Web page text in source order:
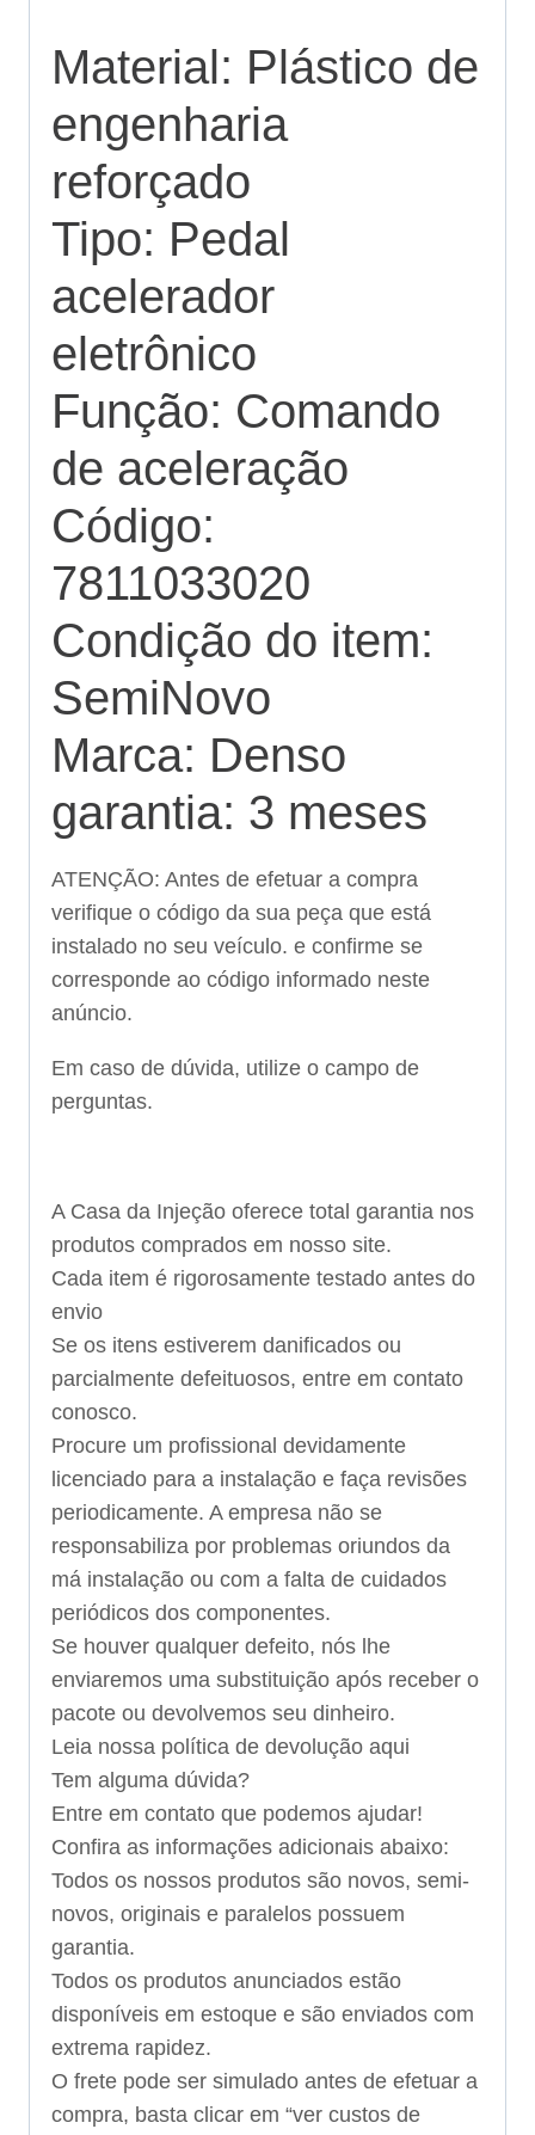
Material: Plástico de
engenharia
reforçado
Tipo: Pedal
acelerador
eletrônico
Função: Comando
de aceleração
Código:
7811033020
Condição do item:
SemiNovo
Marca: Denso
garantia: 3 meses
ATENÇÃO: Antes de efetuar a compra
verifique o código da sua peça que está
instalado no seu veículo. e confirme se
corresponde ao código informado neste
anúncio.
Em caso de dúvida, utilize o campo de
perguntas.
A Casa da Injeção oferece total garantia nos
produtos comprados em nosso site.
Cada item é rigorosamente testado antes do
envio
Se os itens estiverem danificados ou
parcialmente defeituosos, entre em contato
conosco.
Procure um profissional devidamente
licenciado para a instalação e faça revisões
periodicamente. A empresa não se
responsabiliza por problemas oriundos da
má instalação ou com a falta de cuidados
periódicos dos componentes.
Se houver qualquer defeito, nós lhe
enviaremos uma substituição após receber o
pacote ou devolvemos seu dinheiro.
Leia nossa política de devolução aqui
Tem alguma dúvida?
Entre em contato que podemos ajudar!
Confira as informações adicionais abaixo:
Todos os nossos produtos são novos, semi-
novos, originais e paralelos possuem
garantia.
Todos os produtos anunciados estão
disponíveis em estoque e são enviados com
extrema rapidez.
O frete pode ser simulado antes de efetuar a
compra, basta clicar em “ver custos de